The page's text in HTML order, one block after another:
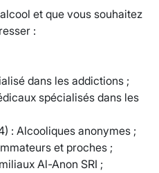
et que vous souhaitez
:
dans les addictions ;
spécialisés dans les
: Alcooliques anonymes ;
et proches ;
Al-Anon SRI ;